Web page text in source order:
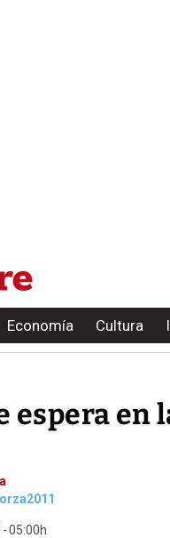
Economía Cultura
espera en
05:00h